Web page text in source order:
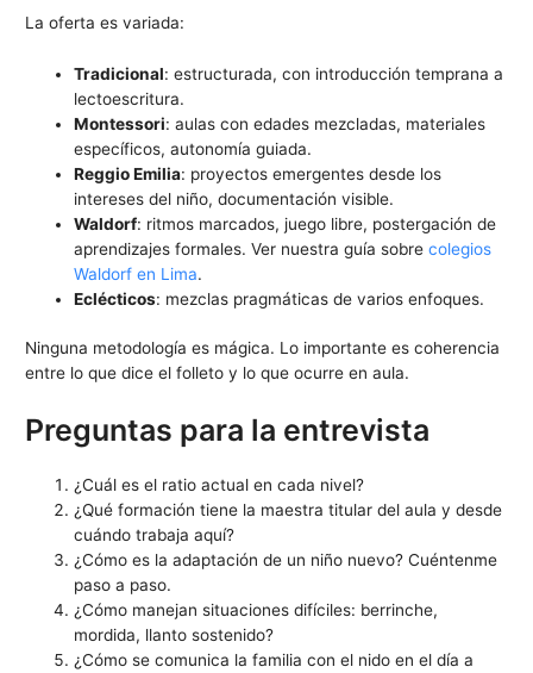
La oferta es variada:
Tradicional: estructurada, con introducción temprana a
lectoescritura.
Montessori: aulas con edades mezcladas, materiales
específicos, autonomía guiada.
Reggio Emilia: proyectos emergentes desde los
intereses del niño, documentación visible.
Waldorf: ritmos marcados, juego libre, postergación de
aprendizajes formales. Ver nuestra guía sobrecolegios
Waldorf en Lima.
Eclécticos: mezclas pragmáticas de varios enfoques.
Ninguna metodología es mágica. Lo importante es coherencia
entre lo que dice el folleto y lo que ocurre en aula.
Preguntas para la entrevista
¿Cuál es el ratio actual en cada nivel?
¿Qué formación tiene la maestra titular del aula y desde
cuándo trabaja aquí?
¿Cómo es la adaptación de un niño nuevo? Cuéntenme
paso a paso.
¿Cómo manejan situaciones difíciles: berrinche,
mordida, llanto sostenido?
¿Cómo se comunica la familia con el nido en el día a